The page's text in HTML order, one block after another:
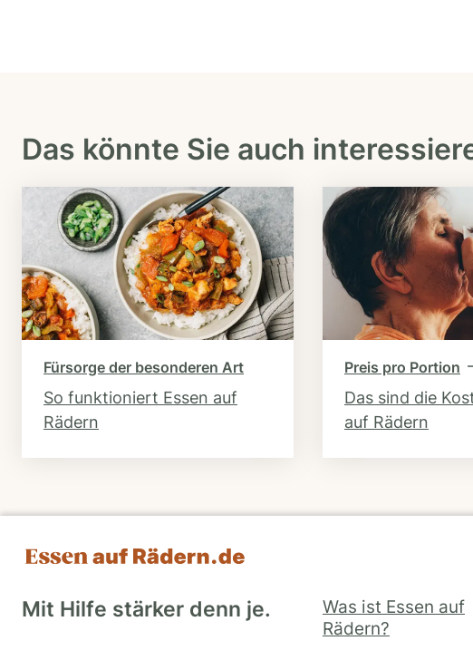
Das könnte Sie auch
Fürsorge der besonderen Art
So funktioniert Essen auf
Rädern
Preis pro Portion
Das sind die
auf Rädern
Mit Hilfe stärker denn je.
Was ist Essen auf
Rädern?